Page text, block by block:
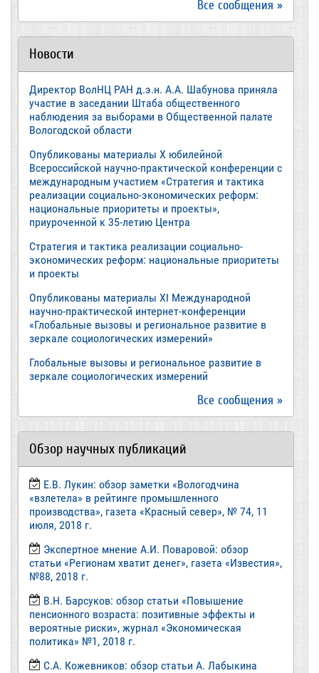
Все сообщения »
Новости
Директор ВолНЦ РАН д.э.н. А.А. Шабунова приняла
участие в заседании Штаба общественного
наблюдения за выборами в Общественной палате
Вологодской области
Опубликованы материалы X юбилейной
Всероссийской научно-практической конференции с
международным участием «Стратегия и тактика
реализации социально-экономических реформ:
национальные приоритеты и проекты»,
приуроченной к 35-летию Центра
Стратегия и тактика реализации социально-
экономических реформ: национальные приоритеты
и проекты
Опубликованы материалы XI Международной
научно-практической интернет-конференции
«Глобальные вызовы и региональное развитие в
зеркале социологических измерений»
Глобальные вызовы и региональное развитие в
зеркале социологических измерений
Все сообщения »
Обзор научных публикаций
Е.В. Лукин: обзор заметки «Вологодчина
«взлетела» в рейтинге промышленного
производства», газета «Красный север», № 74, 11
июля, 2018 г.
Экспертное мнение А.И. Поваровой: обзор
статьи «Регионам хватит денег», газета «Известия»,
№88, 2018 г.
В.Н. Барсуков: обзор статьи «Повышение
пенсионного возраста: позитивные эффекты и
вероятные риски», журнал «Экономическая
политика» №1, 2018 г.
С.А. Кожевников: обзор статьи А. Лабыкина